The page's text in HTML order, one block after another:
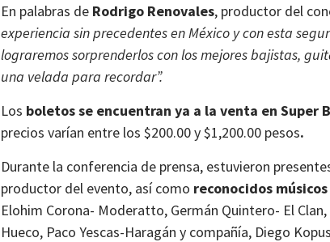
En palabras de Rodrigo Renovales, productor del
experiencia sin precedentes en México y con esta
lograremos sorprenderlos con los mejores bajistas,
una velada para recordar”.
Los boletos se encuentran ya a la venta en Super
precios varían entre los $200.00 y $1,200.00 pesos.
Durante la conferencia de prensa, estuvieron
productor del evento, así como reconocidos músicos
Elohim Corona- Moderatto, Germán Quintero- El
Hueco, Paco Yescas-Haragán y compañía, Diego